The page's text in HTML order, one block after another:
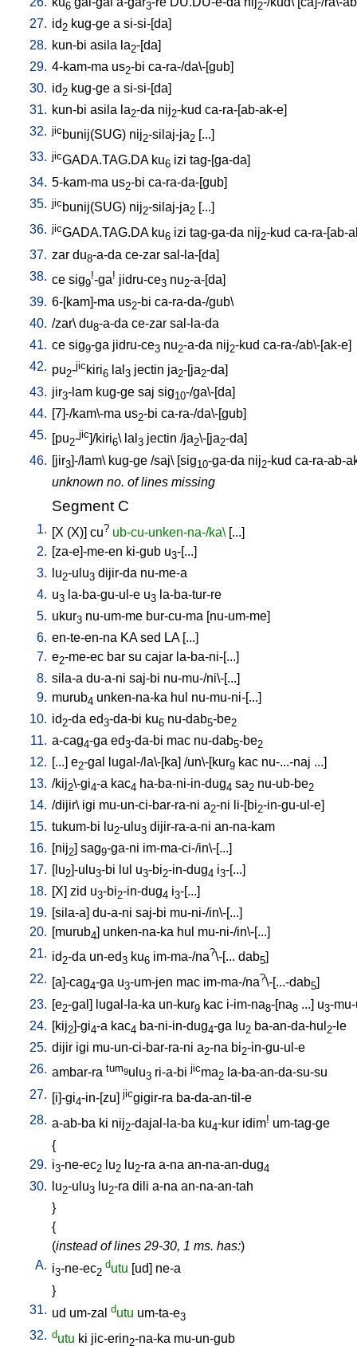
6 3 2
27. id 2 kug-ge a si-si-[da]
28. kun-bi asila la2-[da]
29. 4-kam-ma us2-bi ca-ra-/da\-[gub]
30. id 2 kug-ge a si-si-[da]
31. kun-bi asila la2-da nij2-kud ca-ra-[ab-ak-e]
32. jic bunij(SUG) nij2-silaj-ja2 [...]
33. jicGADA.TAG.DA ku6 izi tag-[ga-da]
34. 5-kam-ma us2-bi ca-ra-da-[gub]
35. jic bunij(SUG) nij2-silaj-ja2 [...]
36. jicGADA.TAG.DA ku6 izi tag-ga-da nij2-kud ca-ra-[ab-
37. zar du8-a-da ce-zar sal-la-[da]
38. ce sig9
!-ga! jidru-ce3 nu2-a-[da]
39. 6-[kam]-ma us2-bi ca-ra-da-/gub\
40. /zar\ du8-a-da ce-zar sal-la-da
41. ce sig9-ga jidru-ce3 nu2-a-da nij2-kud ca-ra-/ab\-[ak-e]
42. pu2-jic kiri6 lal 3 jectin ja2-[ja2-da]
43. jir3-lam kug-ge saj sig10-/ga\-[da]
44. [7]-/kam\-ma us2-bi ca-ra-/da\-[gub]
45. [pu2-jic]/kiri6\ lal 3 jectin /ja2\-[ja2-da]
46. [jir3]-/lam\ kug-ge /saj\ [sig10-ga-da nij2-kud ca-ra-ab-
unknown no. of lines missing
Segment C
1. [X (X)] cu? ub-cu-unken-na-/ka\ [...]
2. [za-e]-me-en ki-gub u3-[...]
3.
lu2-ulu3 dijir-da nu-me-a
4. u3 la-ba-gu-ul-e u3 la-ba-tur-re
5. ukur3 nu-um-me bur-cu-ma [nu-um-me]
6. en-te-en-na KA sed LA[...]
7. e2-me-ec bar su cajar la-ba-ni-[...]
8. sila-a du-a-ni saj-bi nu-mu-/ni\-[...]
9. murub4 unken-na-ka hul nu-mu-ni-[...]
10. id 2-da ed3-da-bi ku6 nu-dab5-be2
11. a-cag4-ga ed3-da-bi mac nu-dab5-be2
12. [...] e2-gal lugal-/la\-[ka] /un\-[kur9 kac nu-...-naj ...]
13. /kij2\-gi4-a kac4 ha-ba-ni-in-dug4 sa2 nu-ub-be2
14. /dijir\ igi mu-un-ci-bar-ra-ni a2-ni li-[bi2-in-gu-ul-e]
15. tukum-bi lu2-ulu3 dijir-ra-a-ni an-na-kam
16. [nij2] sag9-ga-ni im-ma-ci-/in\-[...]
17. [lu2]-ulu3-bi lul u3-bi2-in-dug4 i3-[...]
18. [X] zid u3-bi2-in-dug4 i3-[...]
19. [sila-a] du-a-ni saj-bi mu-ni-/in\-[...]
20. [murub4] unken-na-ka hul mu-ni-/in\-[...]
21. id2-da un-ed3 ku6 im-ma-/na?\-[... dab5]
22. [a]-cag4-ga u3-um-jen mac im-ma-/na?\-[...-dab5]
23. [e2-gal ] lugal-la-ka un-kur9 kac i-im-na8-[na8 ...] u3-
24. [kij2]-gi4-a kac4 ba-ni-in-dug4-ga lu2 ba-an-da-hul 2-le
25. dijir igi mu-un-ci-bar-ra-ni a2-na bi2-in-gu-ul-e
26. ambar-ra tum9ulu3 ri-a-bi jicma2 la-ba-an-da-su-su
27. [i]-gi4-in-[zu]jicgigir-ra ba-da-an-til-e
28. a-ab-ba ki nij2-dajal-la-ba ku4-kur idim! um-tag-ge
{
29. i3-ne-ec2 lu2 lu2-ra a-na an-na-an-dug4
30. lu2-ulu3 lu2-ra dili a-na an-na-an-tah
}
{
(instead of lines 29-30, 1 ms. has:)
A. i3-ne-ec2
dutu [ud] ne-a
}
31. ud um-zal dutu um-ta-e3
32. dutu ki jic-erin2-na-ka mu-un-gub